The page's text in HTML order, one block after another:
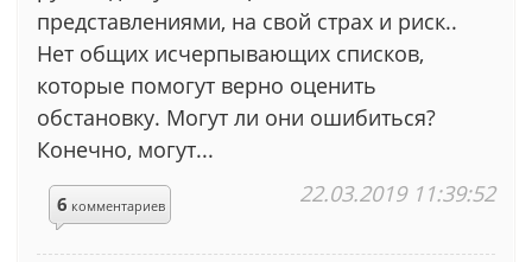
представлениями, на свой страх и риск..
Нет общих исчерпывающих списков,
которые помогут верно оценить
обстановку. Могут ли они ошибиться?
Конечно, могут...
6 комментариев 22.03.2019 11:39:52